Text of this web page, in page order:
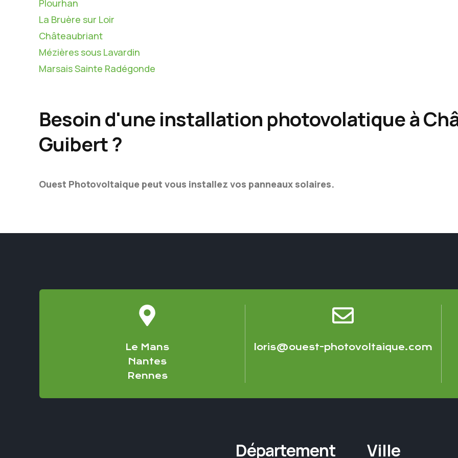
Plourhan
La Bruère sur Loir
Châteaubriant
Mézières sous Lavardin
Marsais Sainte Radégonde
Besoin d'une installation photovolatique à
Guibert ?
Ouest Photovoltaique peut vous installez vos panneaux solaires.
Le Mans
Nantes
Rennes
loris@ouest-photovoltaique.com
Département Ville